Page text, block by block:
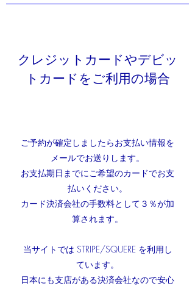
クレジットカードやデビッ
トカードをご利用の場合
ご予約が確定しましたらお支払い情報を
メールでお送りします。
お支払期日までにご希望のカードでお支
払いください。
カード決済会社の手数料として３％が加
算されます。​
当サイトでは STRIPE/SQUERE を利用し
ています。
日本にも支店がある決済会社なので安心